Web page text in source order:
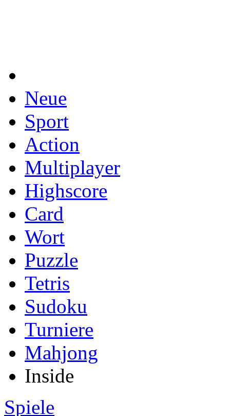
Neue
Sport
Action
Multiplayer
Highscore
Card
Wort
Puzzle
Tetris
Sudoku
Turniere
Mahjong
Inside
Spiele